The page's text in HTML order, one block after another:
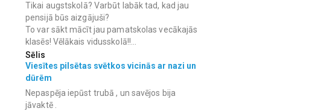
Tikai augstskolā? Varbūt labāk tad, kad jau
pensijā būs aizgājuši?
To var sākt mācīt jau pamatskolas vecākajās
klasēs! Vēlākais vidusskolā!!...
Sēlis
Viesītes pilsētas svētkos vicinās ar nazi un
dūrēm
Nepaspēja iepūst trubā , un savējos bija
jāvaktē .